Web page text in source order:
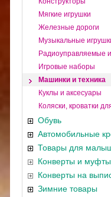
Мягкие игрушки
Железные дороги
Музыкальные
Радиоуправляемые
Игровые наборы
Машинки и техника
Куклы и аксесуары
Коляски, кроватки
Обувь
Автомобильные
Товары для
Конверты и муфты
Конверты на
Зимние товары